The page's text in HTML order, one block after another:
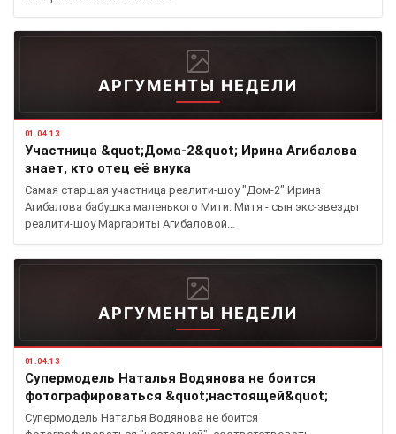
АРГУМЕНТЫ НЕДЕЛИ
01.04.13
Участница &quot;Дома-2&quot; Ирина Агибалова
знает, кто отец её внука
Самая старшая участница реалити-шоу "Дом-2" Ирина
Агибалова бабушка маленького Мити. Митя - сын экс-звезды
реалити-шоу Маргариты Агибаловой…
АРГУМЕНТЫ НЕДЕЛИ
01.04.13
Супермодель Наталья Водянова не боится
фотографироваться &quot;настоящей&quot;
Супермодель Наталья Водянова не боится